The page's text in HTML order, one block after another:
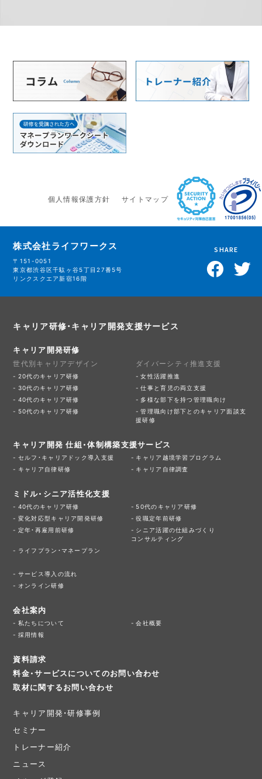
株式会社ライフワークス
〒151-0051
東京都渋谷区千駄ヶ谷5丁目27番5号
リンクスクエア新宿16階
SHARE
個人情報保護方針 サイトマップ
キャリア研修・キャリア開発支援サービス
キャリア開発研修
世代別キャリアデザイン
20代のキャリア研修
30代のキャリア研修
40代のキャリア研修
50代のキャリア研修
ダイバーシティ推進支援
女性活躍推進
仕事と育児の両立支援
多様な部下を持つ管理職向け
管理職向け部下とのキャリア面談支
援研修
キャリア開発 仕組・体制構築支援サービス
セルフ・キャリアドック導入支援
キャリア越境学習プログラム
キャリア自律研修
キャリア自律調査
ミドル・シニア活性化支援
40代のキャリア研修
50代のキャリア研修
変化対応型キャリア開発研修
役職定年前研修
定年・再雇用前研修
シニア活躍の仕組みづくり
コンサルティング
ライフプラン・マネープラン
サービス導入の流れ
オンライン研修
会社案内
私たちについて
会社概要
採用情報
資料請求
料金・サービスについてのお問い合わせ
取材に関するお問い合わせ
キャリア開発・研修事例
セミナー
トレーナー紹介
ニュース